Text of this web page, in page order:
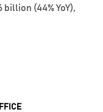
billion (44% YoY),